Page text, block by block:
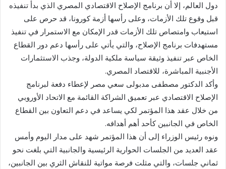
دول العالم، إلا أن برنامج الإصلاح الاقتصادي المصري الذي بدأ تنفيذه
قبل وقوع تلك الأزمات، وعلى رأسها أزمة كورونا، قد حرص على
استيعاب وامتصاص تلك الأزمات قدر الإمكان مع الاستمرار في تنفيذ
مستهدفات برنامج الإصلاح، والتي يأتي على رأسها دعم دور القطاع
الخاص عبر تنفيذ وثيقة سياسة ملكية الدولة، وجذب الاستثمارات
الأجنبية المباشرة، للاقتصاد المصري.
وأكد الدكتور مصطفى مدبولى سعي مصر لإعطاء دفعة لبرنامج
الإصلاح الاقتصادي عبر تعميق الشراكة القائمة مع الاتحاد الأوروبي
من خلال عقد هذا المؤتمر لكي يساعد في دعم التعاون بين القطاع
الخاص في الجانبين كأحد أهم أهدافه.
ونوه رئيس الوزراء إلى أن هذا المؤتمر شهد على مدار اليوم وأمس
عقد العديد من الجلسات الحوارية الرئيسية والجانبية التي بلغت نحو
ثماني جلسات، والتي مثلت فرصة مواتية للنقاش الثري بين الجانبين،